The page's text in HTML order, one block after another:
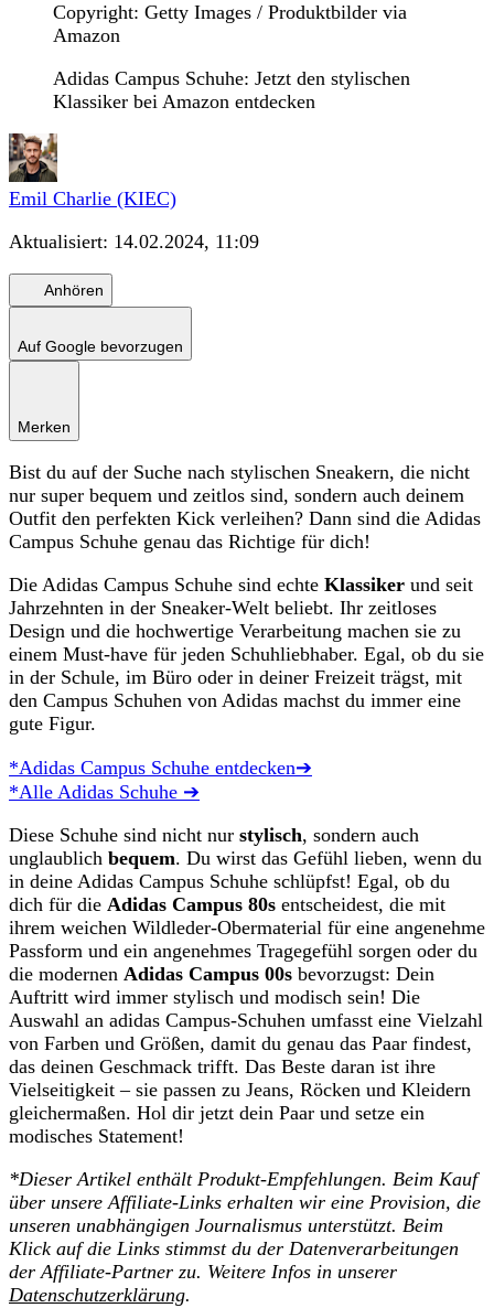
Copyright: Getty Images / Produktbilder via
Amazon
Adidas Campus Schuhe: Jetzt den stylischen
Klassiker bei Amazon entdecken
Emil Charlie (KIEC)
Aktualisiert: 14.02.2024, 11:09
Anhören
Auf Google bevorzugen
Merken
Bist du auf der Suche nach stylischen Sneakern, die nicht
nur super bequem und zeitlos sind, sondern auch deinem
Outfit den perfekten Kick verleihen? Dann sind die Adidas
Campus Schuhe genau das Richtige für dich!
Die Adidas Campus Schuhe sind echte Klassiker und seit
Jahrzehnten in der Sneaker-Welt beliebt. Ihr zeitloses
Design und die hochwertige Verarbeitung machen sie zu
einem Must-have für jeden Schuhliebhaber. Egal, ob du sie
in der Schule, im Büro oder in deiner Freizeit trägst, mit
den Campus Schuhen von Adidas machst du immer eine
gute Figur.
*Adidas Campus Schuhe entdecken➔
*Alle Adidas Schuhe ➔
Diese Schuhe sind nicht nur stylisch, sondern auch
unglaublich bequem. Du wirst das Gefühl lieben, wenn du
in deine Adidas Campus Schuhe schlüpfst! Egal, ob du
dich für die Adidas Campus 80s entscheidest, die mit
ihrem weichen Wildleder-Obermaterial für eine angenehme
Passform und ein angenehmes Tragegefühl sorgen oder du
die modernen Adidas Campus 00s bevorzugst: Dein
Auftritt wird immer stylisch und modisch sein! Die
Auswahl an adidas Campus-Schuhen umfasst eine Vielzahl
von Farben und Größen, damit du genau das Paar findest,
das deinen Geschmack trifft. Das Beste daran ist ihre
Vielseitigkeit – sie passen zu Jeans, Röcken und Kleidern
gleichermaßen. Hol dir jetzt dein Paar und setze ein
modisches Statement!
*Dieser Artikel enthält Produkt-Empfehlungen. Beim Kauf
über unsere Affiliate-Links erhalten wir eine Provision, die
unseren unabhängigen Journalismus unterstützt. Beim
Klick auf die Links stimmst du der Datenverarbeitungen
der Affiliate-Partner zu. Weitere Infos in unserer
Datenschutzerklärung.